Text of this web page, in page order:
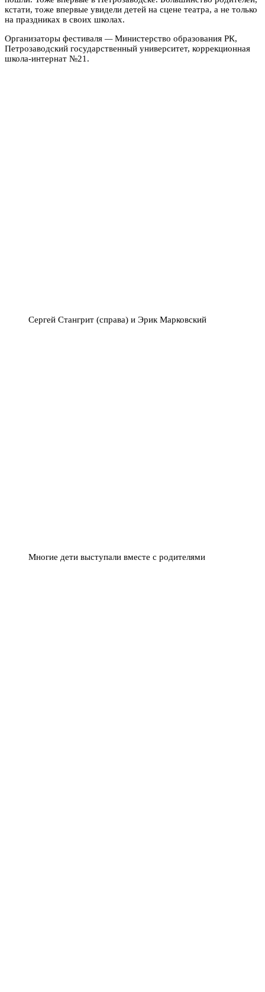
кстати, тоже впервые увидели детей на сцене театра, а не только
на праздниках в своих школах.
Организаторы фестиваля —Министерство образования РК,
Петрозаводский государственный университет, коррекционная
школа-интернат №21.
Сергей Стангрит (справа) и Эрик Марковский
Многие дети выступали вместе с родителями